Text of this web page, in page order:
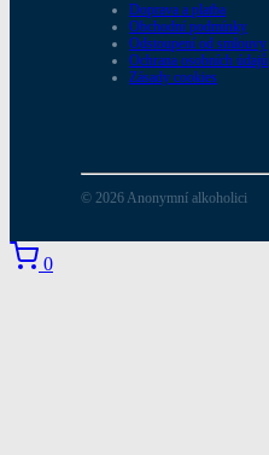
Doprava a platba
Obchodní podmínky
Odstoupení od smlouvy
Ochrana osobních údajů
Zásady cookies
© 2026 Anonymní alkoholici
0